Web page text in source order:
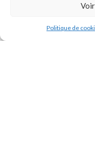
Politique de